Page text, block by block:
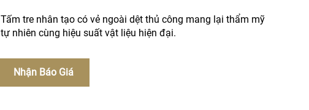
Tấm tre nhân tạo có vẻ ngoài dệt thủ công mang lại thẩm mỹ
tự nhiên cùng hiệu suất vật liệu hiện đại.
Nhận Báo Giá